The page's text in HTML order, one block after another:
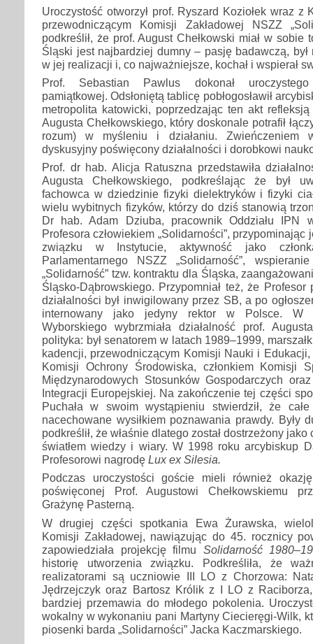
Uroczystość otworzył prof. Ryszard Koziołek wraz z
przewodniczącym Komisji Zakładowej NSZZ
podkreślił, że prof. August Chełkowski miał w sobie
Śląski jest najbardziej dumny – pasję badawczą,
w jej realizacji i, co najważniejsze, kochał i wspierał
Prof. Sebastian Pawlus dokonał
pamiątkowej. Odsłoniętą tablicę pobłogosławił
metropolita katowicki, poprzedzając ten akt
Augusta Chełkowskiego, który doskonale potrafił
rozum) w myśleniu i działaniu. Zwieńczeniem
dyskusyjny poświęcony działalności i dorobkowi
Prof. dr hab. Alicja Ratuszna przedstawiła
Augusta Chełkowskiego, podkreślając że był
fachowca w dziedzinie fizyki dielektryków i fizyki
wielu wybitnych fizyków, którzy do dziś stanowią
Dr hab. Adam Dziuba, pracownik Oddziału IPN
Profesora człowiekiem „Solidarności”, przypominając
związku w Instytucie, aktywność jako
Parlamentarnego NSZZ „Solidarność”,
„Solidarność” tzw. kontraktu dla Śląska,
Śląsko-Dąbrowskiego. Przypomniał też, że Profesor
działalności był inwigilowany przez SB, a po
internowany jako jedyny rektor w Polsce. W
Wyborskiego wybrzmiała działalność prof.
polityka: był senatorem w latach 1989–1999,
kadencji, przewodniczącym Komisji Nauki i
Komisji Ochrony Środowiska, członkiem Komisji
Międzynarodowych Stosunków Gospodarczych
Integracji Europejskiej. Na zakończenie tej części
Puchała w swoim wystąpieniu stwierdził, że
nacechowane wysiłkiem poznawania prawdy. Były
podkreślił, że właśnie dlatego został dostrzeżony
światłem wiedzy i wiary. W 1998 roku arcybiskup
Profesorowi nagrodę Lux ex Silesia.
Podczas uroczystości goście mieli również
poświęconej Prof. Augustowi Chełkowskiemu
Grażynę Pasterną.
W drugiej części spotkania Ewa Żurawska,
Komisji Zakładowej, nawiązując do 45. rocznicy
zapowiedziała projekcję filmu Solidarność
historię utworzenia związku. Podkreśliła, że
realizatorami są uczniowie III LO z Chorzowa:
Jędrzejczyk oraz Bartosz Królik z I LO z
bardziej przemawia do młodego pokolenia.
wokalny w wykonaniu pani Martyny Ciecieręgi-Wilk,
piosenki barda „Solidarności” Jacka Kaczmarskiego.